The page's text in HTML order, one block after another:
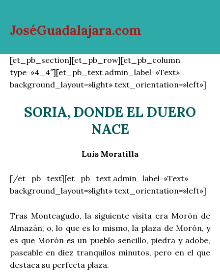
contenido
JoséGuadalajara.com
[et_pb_section][et_pb_row][et_pb_column
type=»4_4″][et_pb_text admin_label=»Text»
background_layout=»light» text_orientation=»left»]
SORIA, DONDE EL DUERO
NACE
Luis Moratilla
[/et_pb_text][et_pb_text admin_label=»Text»
background_layout=»light» text_orientation=»left»]
Tras Monteagudo, la siguiente visita era Morón de
Almazán, o, lo que es lo mismo, la plaza de Morón, y
es que Morón es un pueblo sencillo, piedra y adobe,
paseable en diez tranquilos minutos, pero en el que
destaca su perfecta plaza.